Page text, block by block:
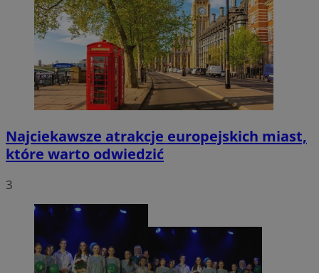
Najciekawsze atrakcje europejskich miast,
które warto odwiedzić
3